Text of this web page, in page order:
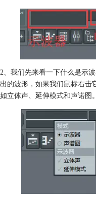
2、我们先来看一下什么是示
出的波形，如果我们鼠标右击
如立体声、延伸模式和声诺图